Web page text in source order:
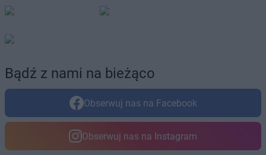
Bądź z nami na bieżąco
Obserwuj nas na Facebook
Obserwuj nas na Instagram